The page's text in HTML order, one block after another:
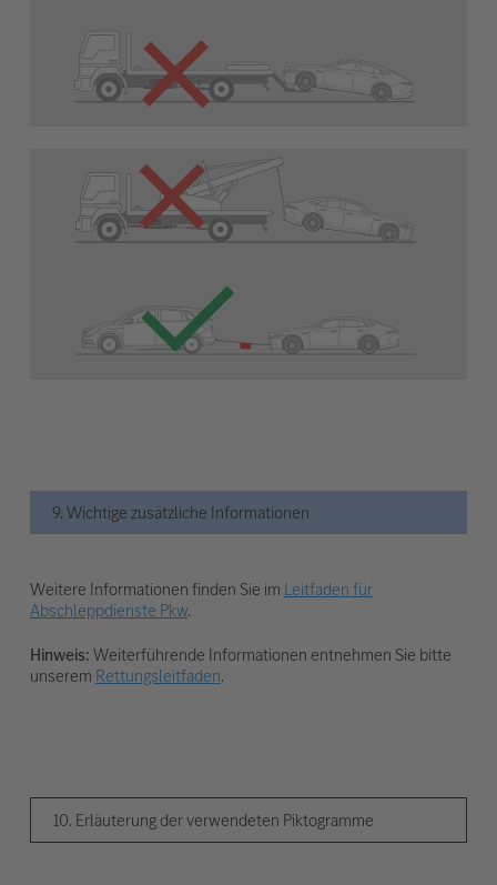
9. Wichtige zusätzliche Informationen
Weitere Informationen finden Sie im Leitfaden für
Abschleppdienste Pkw.
Hinweis:Weiterführende Informationen entnehmen Sie bitte
unserem Rettungsleitfaden.
10. Erläuterung der verwendeten Piktogramme